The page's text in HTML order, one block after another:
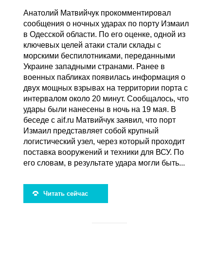
Анатолий Матвийчук прокомментировал
сообщения о ночных ударах по порту Измаил
в Одесской области. По его оценке, одной из
ключевых целей атаки стали склады с
морскими беспилотниками, переданными
Украине западными странами. Ранее в
военных пабликах появилась информация о
двух мощных взрывах на территории порта с
интервалом около 20 минут. Сообщалось, что
удары были нанесены в ночь на 19 мая. В
беседе с aif.ru Матвийчук заявил, что порт
Измаил представляет собой крупный
логистический узел, через который проходит
поставка вооружений и техники для ВСУ. По
его словам, в результате удара могли быть...
Читать сейчас